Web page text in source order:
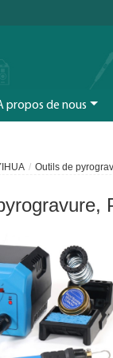
propos de nous
Outils de